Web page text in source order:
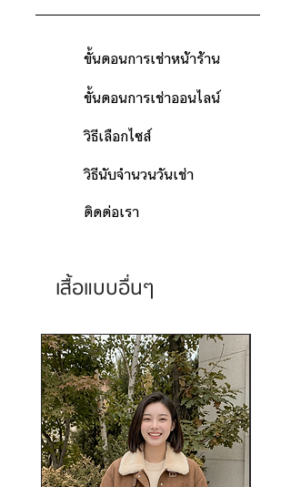
ขั้นตอนการเช่าหน้าร้าน
ขั้นตอนการเช่าออนไลน์
วิธีเลือกไซส์
วิธีนับจำนวนวันเช่า
ติดต่อเรา
เสื้อแบบอื่นๆ